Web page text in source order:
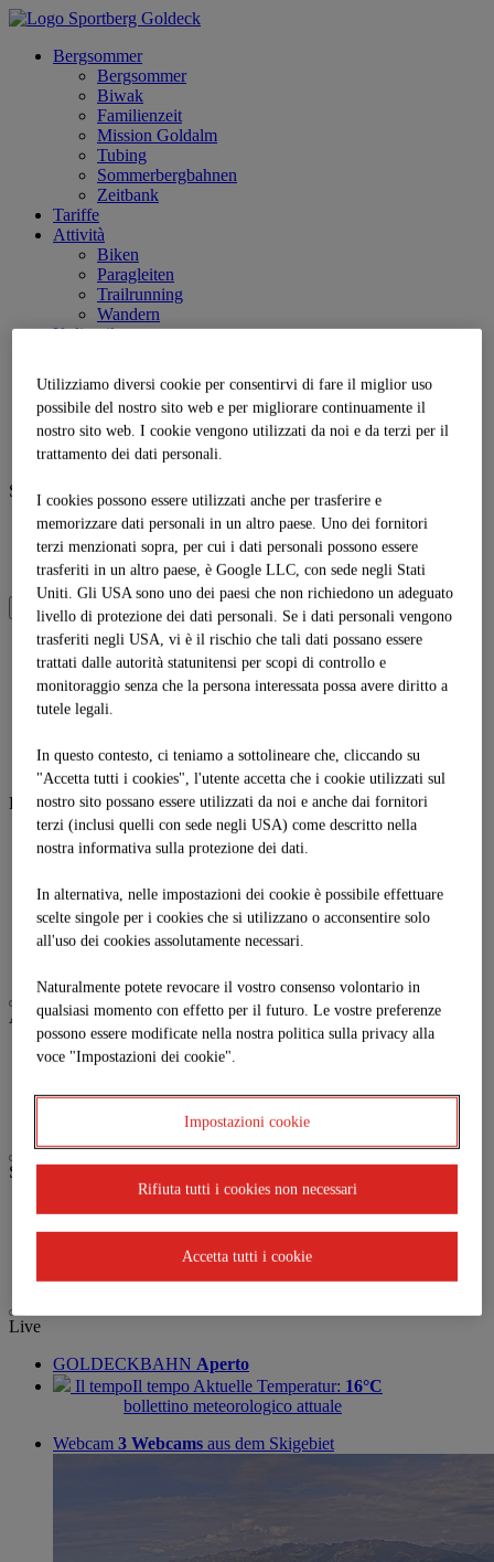
Bergsommer
Bergsommer
Biwak
Familienzeit
Mission Goldalm
Tubing
Sommerbergbahnen
Zeitbank
Tariffe
Attività
Biken
Paragleiten
Trailrunning
Wandern
Kulinarik
Anreise
Parkplatz
Jobs | Karriere
Partner
Live
Sprache
DE
EN
IT
SOMMER WINTER
Lingua
DE
EN
Bergsommer
Bergsommer
Mission Goldalm
Tubing
Sommerbergbahnen
Attività
Biken
Trailrunning
Service
Anreise
Parkplatz
Live
GOLDECKBAHN Aperto
Il tempoIl tempo Aktuelle Temperatur: 16°C
bollettino meteorologico attuale
Webcam 3 Webcams aus dem Skigebiet
Utilizziamo diversi cookie per consentirvi di fare il miglior uso
possibile del nostro sito web e per migliorare continuamente il
nostro sito web. I cookie vengono utilizzati da noi e da terzi per il
trattamento dei dati personali.
I cookies possono essere utilizzati anche per trasferire e
memorizzare dati personali in un altro paese. Uno dei fornitori
terzi menzionati sopra, per cui i dati personali possono essere
trasferiti in un altro paese, è Google LLC, con sede negli Stati
Uniti. Gli USA sono uno dei paesi che non richiedono un adeguato
livello di protezione dei dati personali. Se i dati personali vengono
trasferiti negli USA, vi è il rischio che tali dati possano essere
trattati dalle autorità statunitensi per scopi di controllo e
monitoraggio senza che la persona interessata possa avere diritto a
tutele legali.
In questo contesto, ci teniamo a sottolineare che, cliccando su
"Accetta tutti i cookies", l'utente accetta che i cookie utilizzati sul
nostro sito possano essere utilizzati da noi e anche dai fornitori
terzi (inclusi quelli con sede negli USA) come descritto nella
nostra informativa sulla protezione dei dati.
In alternativa, nelle impostazioni dei cookie è possibile effettuare
scelte singole per i cookies che si utilizzano o acconsentire solo
all'uso dei cookies assolutamente necessari.
Naturalmente potete revocare il vostro consenso volontario in
qualsiasi momento con effetto per il futuro. Le vostre preferenze
possono essere modificate nella nostra politica sulla privacy alla
voce "Impostazioni dei cookie".
Impostazioni cookie
Rifiuta tutti i cookies non necessari
Accetta tutti i cookie